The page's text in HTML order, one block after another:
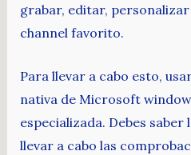
grabar, editar,
channel favorito.
Para llevar a cabo esto,
nativa de Microsoft
especializada. Debes saber
llevar a cabo las